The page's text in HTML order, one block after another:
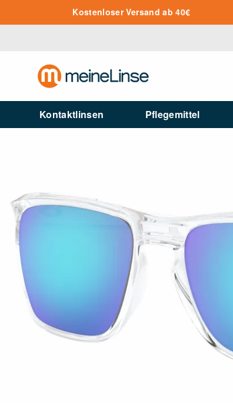
Zum Hauptinhalt springenKostenloser Versand ab 40€
Kontaktlinsen Pflegemittel